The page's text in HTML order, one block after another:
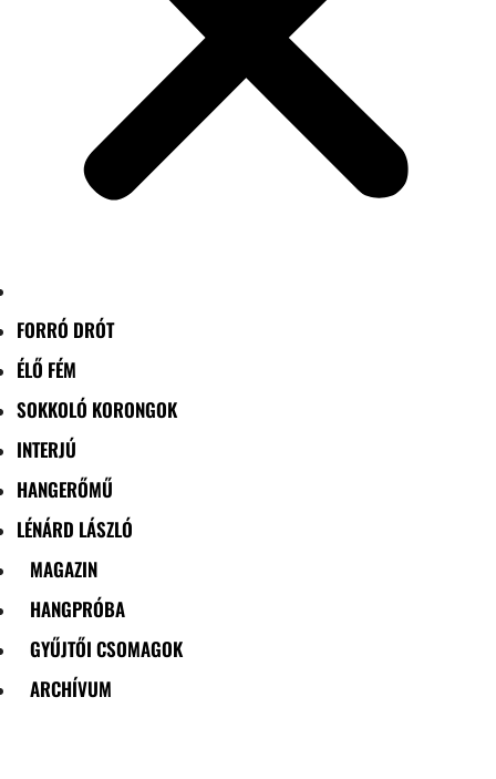
FORRÓ DRÓT
ÉLŐ FÉM
SOKKOLÓ KORONGOK
INTERJÚ
HANGERŐMŰ
LÉNÁRD LÁSZLÓ
MAGAZIN
HANGPRÓBA
GYŰJTŐI CSOMAGOK
ARCHÍVUM